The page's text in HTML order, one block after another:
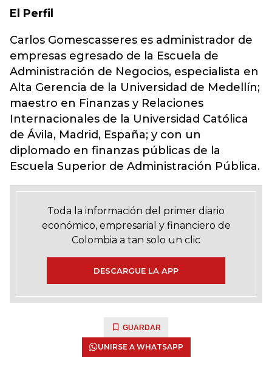
El Perfil
Carlos Gomescasseres es administrador de
empresas egresado de la Escuela de
Administración de Negocios, especialista en
Alta Gerencia de la Universidad de Medellín;
maestro en Finanzas y Relaciones
Internacionales de la Universidad Católica
de Ávila, Madrid, España; y con un
diplomado en finanzas públicas de la
Escuela Superior de Administración Pública.
Toda la información del primer diario
económico, empresarial y financiero de
Colombia a tan solo un clic
DESCARGUE LA APP
GUARDAR
UNIRSE A WHATSAPP